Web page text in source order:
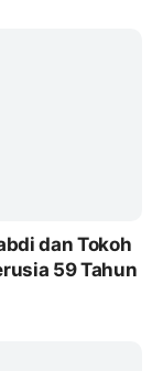
dan Tokoh
59 Tahun